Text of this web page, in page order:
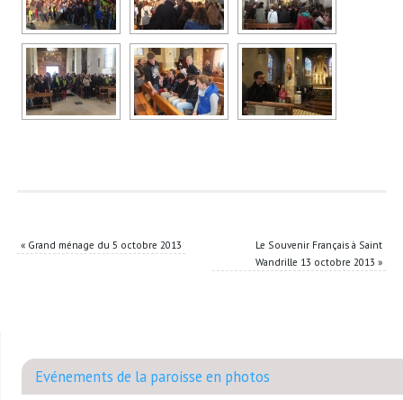
«Grand ménage du 5 octobre 2013
Le Souvenir Français à Saint
Wandrille 13 octobre 2013»
Evénements de la paroisse en photos